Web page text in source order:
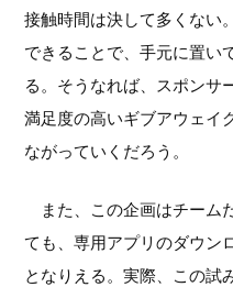
接触時間は決して多くない
できることで、手元に置い
る。そうなれば、スポンサ
満足度の高いギブアウェイ
ながっていくだろう。
また、この企画はチーム
ても、専用アプリのダウン
となりえる。実際、この試